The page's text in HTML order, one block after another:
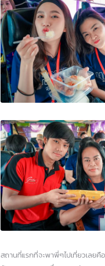
สถานที่แรกที่จะพาพี่ๆไปเที่ยวเลยคื